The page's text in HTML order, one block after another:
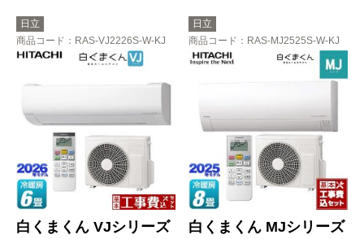
日立
商品コード ：RAS-VJ2226S-W-KJ
白くまくん VJシリーズ
日立
商品コード ：RAS-MJ2525S-W-KJ
白くまくん MJシリーズ